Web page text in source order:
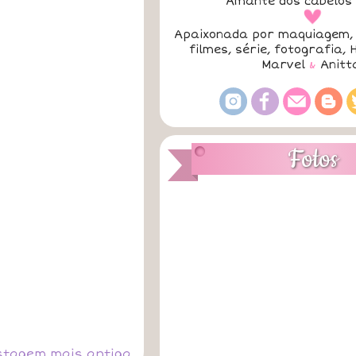
a
Apaixonada por maquiagem,
filmes, série, fotografia,
Marvel &
Fotos